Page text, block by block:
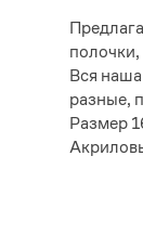
Вся
разные,
Размер